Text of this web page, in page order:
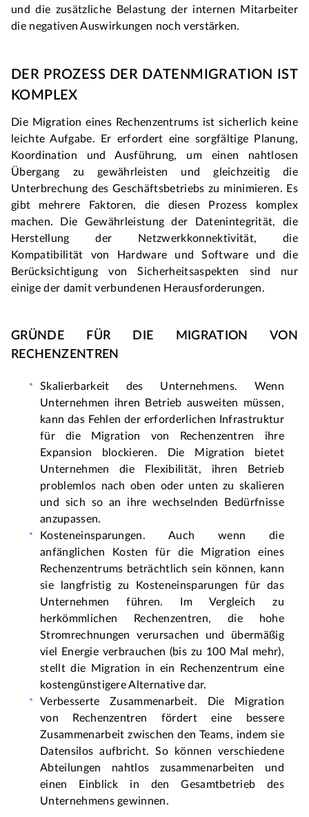
und die zusätzliche Belastung der internen Mitarbeiter
die negativen Auswirkungen noch verstärken.
DER PROZESS DER DATENMIGRATION IST
KOMPLEX
Die Migration eines Rechenzentrums ist sicherlich keine
leichte Aufgabe. Er erfordert eine sorgfältige Planung,
Koordination und Ausführung, um einen nahtlosen
Übergang zu gewährleisten und gleichzeitig die
Unterbrechung des Geschäftsbetriebs zu minimieren. Es
gibt mehrere Faktoren, die diesen Prozess komplex
machen. Die Gewährleistung der Datenintegrität, die
Herstellung der Netzwerkkonnektivität, die
Kompatibilität von Hardware und Software und die
Berücksichtigung von Sicherheitsaspekten sind nur
einige der damit verbundenen Herausforderungen.
GRÜNDE FÜR DIE MIGRATION VON
RECHENZENTREN
Skalierbarkeit des Unternehmens. Wenn
Unternehmen ihren Betrieb ausweiten müssen,
kann das Fehlen der erforderlichen Infrastruktur
für die Migration von Rechenzentren ihre
Expansion blockieren. Die Migration bietet
Unternehmen die Flexibilität, ihren Betrieb
problemlos nach oben oder unten zu skalieren
und sich so an ihre wechselnden Bedürfnisse
anzupassen.
Kosteneinsparungen. Auch wenn die
anfänglichen Kosten für die Migration eines
Rechenzentrums beträchtlich sein können, kann
sie langfristig zu Kosteneinsparungen für das
Unternehmen führen. Im Vergleich zu
herkömmlichen Rechenzentren, die hohe
Stromrechnungen verursachen und übermäßig
viel Energie verbrauchen (bis zu 100 Mal mehr),
stellt die Migration in ein Rechenzentrum eine
kostengünstigere Alternative dar.
Verbesserte Zusammenarbeit. Die Migration
von Rechenzentren fördert eine bessere
Zusammenarbeit zwischen den Teams, indem sie
Datensilos aufbricht. So können verschiedene
Abteilungen nahtlos zusammenarbeiten und
einen Einblick in den Gesamtbetrieb des
Unternehmens gewinnen.